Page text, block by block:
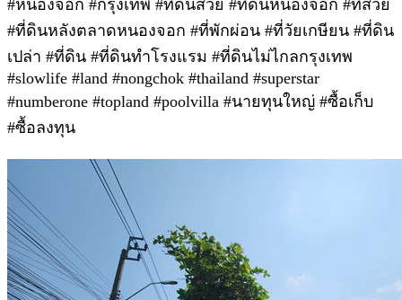
#หนองจอก #กรุงเทพ #ที่ดินสวย #ที่ดินหนองจอก #ที่สวย
#ที่ดินหลังตลาดหนองจอก #ที่พักผ่อน #ที่วัยเกษียน #ที่ดิน
เปล่า #ที่ดิน #ที่ดินทำโรงแรม #ที่ดินไม่ไกลกรุงเทพ
#slowlife #land #nongchok #thailand #superstar
#numberone #topland #poolvilla #นายทุนใหญ่ #ซื้อเก็บ
#ซื้อลงทุน